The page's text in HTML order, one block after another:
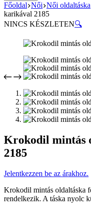
Főoldal Női Női oldaltáska
karikával 2185
NINCS KÉSZLETEN🔍
Krokodil mintás
2185
Jelentkezzen be az árakhoz.
Krokodil mintás oldaltáska
rendelkezik. A táska nyolc